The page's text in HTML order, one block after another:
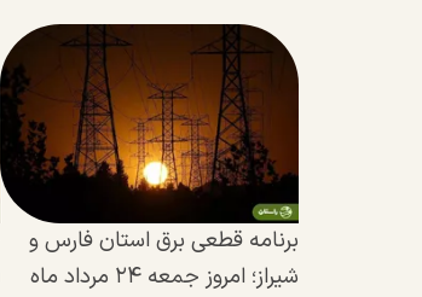
برنامه قطعی برق استان فارس و
شیراز؛ امروز جمعه ۲۴ مرداد ماه